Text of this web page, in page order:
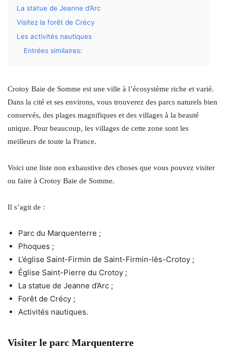
La statue de Jeanne d’Arc
Visitez la forêt de Crécy
Les activités nautiques
Entrées similaires:
Crotoy Baie de Somme est une ville à l’écosystème riche et varié.
Dans la cité et ses environs, vous trouverez des parcs naturels bien
conservés, des plages magnifiques et des villages à la beauté
unique. Pour beaucoup, les villages de cette zone sont les
meilleurs de toute la France.
Voici une liste non exhaustive des choses que vous pouvez visiter
ou faire à Crotoy Baie de Somme.
Il s’agit de :
Parc du Marquenterre ;
Phoques ;
L’église Saint-Firmin de Saint-Firmin-lès-Crotoy ;
Église Saint-Pierre du Crotoy ;
La statue de Jeanne d’Arc ;
Forêt de Crécy ;
Activités nautiques.
Visiter le parc Marquenterre